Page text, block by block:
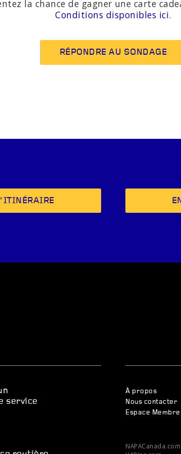
la chance de gagner une carte
Conditions disponibles ici.
RÉPONDRE AU SONDAGE
service
À propos
Nous contacter
Espace Membre
NAPACanada.com